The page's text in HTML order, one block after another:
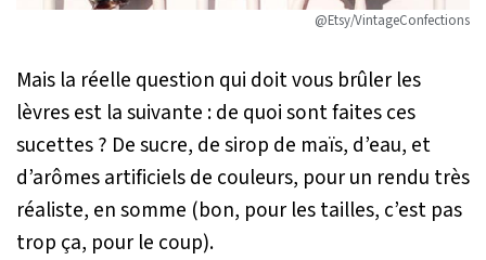
@Etsy/VintageConfections
Mais la réelle question qui doit vous brûler les
lèvres est la suivante : de quoi sont faites ces
sucettes ? De sucre, de sirop de maïs, d’eau, et
d’arômes artificiels de couleurs, pour un rendu très
réaliste, en somme (bon, pour les tailles, c’est pas
trop ça, pour le coup).